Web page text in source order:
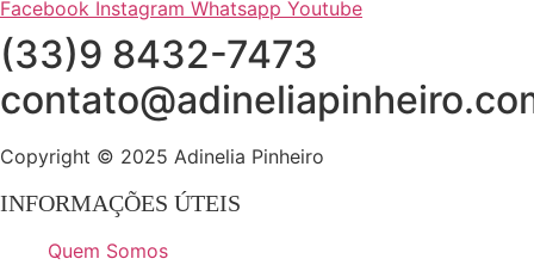
Facebook Instagram Whatsapp Youtube
(33)9 8432-7473
Copyright © 2025 Adinelia Pinheiro
INFORMAÇÕES ÚTEIS
Quem Somos